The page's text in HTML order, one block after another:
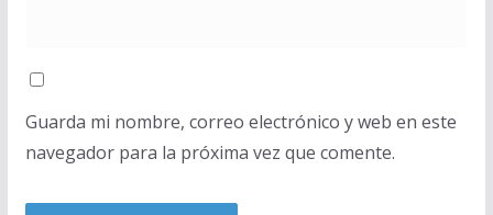
Guarda mi nombre, correo electrónico y web en este
navegador para la próxima vez que comente.